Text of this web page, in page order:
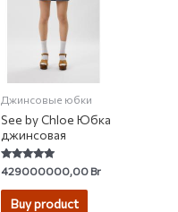
Джинсовые юбки
See by Chloe Юбка
джинсовая
Rated
5.00
out of 5
429000000,00Br
Buy product